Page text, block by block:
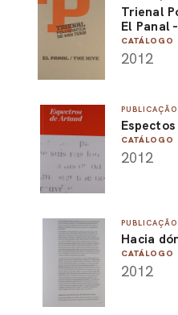
Trienal
El Panal
CATÁLOGO
2012
PUBLICAÇÃO
CATÁLOGO
2012
PUBLICAÇÃO
Hacia
CATÁLOGO
2012